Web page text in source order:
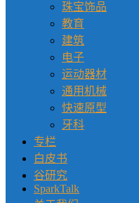
珠宝饰品
教育
建筑
电子
运动器材
通用机械
快速原型
牙科
专栏
白皮书
谷研究
SparkTalk